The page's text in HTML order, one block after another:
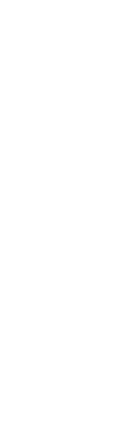
vor Ort. Da
lassen,
Domitila
wir
sie
sich aber
an
euch
Power!
unseres
Storys,
gibt es
unbedingt